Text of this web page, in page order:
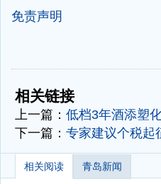
免责声明
-
相关链接
上一篇： 低档3年酒添塑
下一篇： 专家建议个税起
相关阅读 青岛新闻